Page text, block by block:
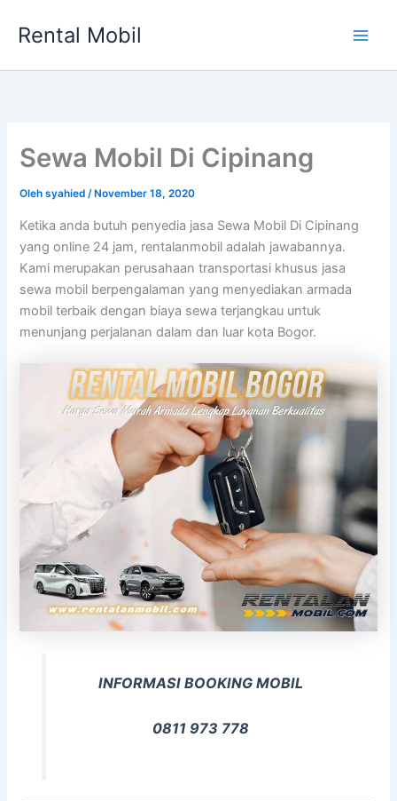
Rental Mobil
Sewa Mobil Di Cipinang
Olehsyahied/ November 18, 2020
Ketika anda butuh penyedia jasa Sewa Mobil Di Cipinang
yang online 24 jam, rentalanmobil adalah jawabannya.
Kami merupakan perusahaan transportasi khusus jasa
sewa mobil berpengalaman yang menyediakan armada
mobil terbaik dengan biaya sewa terjangkau untuk
menunjang perjalanan dalam dan luar kota Bogor.
INFORMASI BOOKING MOBIL
0811 973 778